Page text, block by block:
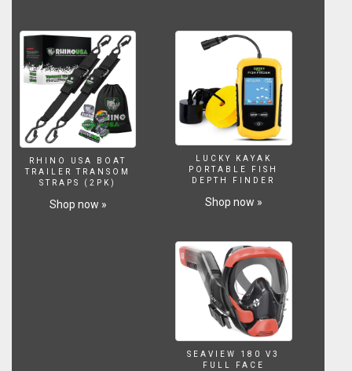
per
pesci,
design
poche
ore
stile
mimimale
RHINO USA BOAT
TRAILER TRANSOM
STRAPS (2PK)
Shop now »
LUCKY KAYAK
PORTABLE FISH
DEPTH FINDER
Shop now »
SEAVIEW 180 V3
FULL FACE